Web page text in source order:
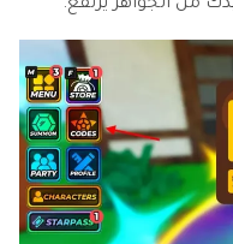
من الجواهر يرتفع.